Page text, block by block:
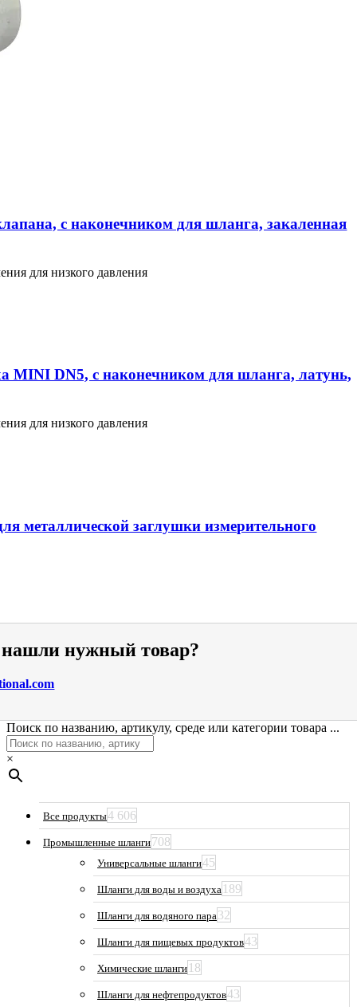
с наконечником для шланга, закаленная
для низкого давления
MINI DN5, с наконечником для шланга, латунь,
для низкого давления
металлической заглушки измерительного
нужный товар?
Поиск по названию, артикулу, среде или категории товара ...
×
Все продукты4 606
Промышленные шланги708
Универсальные шланги45
Шланги для воды и воздуха 189
Шланги для водяного пара32
Шланги для пищевых продуктов43
Химические шланги 18
Шланги для нефтепродуктов43